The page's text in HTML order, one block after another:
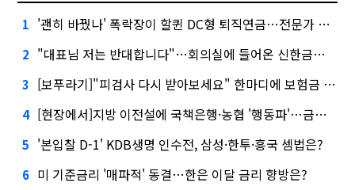
1 '괜히 바꿨나' 폭락장이 할퀸 DC형 퇴직연금…전문가 조언은
2 "대표님 저는 반대합니다"…회의실에 들어온 신한금융 AI
3 [보푸라기]"피검사 다시 받아보세요" 한마디에 보험금 못 받을 뻔?
4 [현장에서]지방 이전설에 국책은행·농협 '행동파'…금감원 '신중모드'
5 '본입찰 D-1' KDB생명 인수전, 삼성·한투·흥국 셈법은?
6 미 기준금리 '매파적' 동결…한은 이달 금리 향방은?